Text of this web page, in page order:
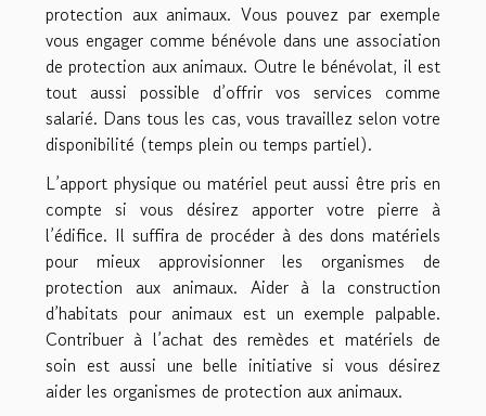
protection aux animaux. Vous pouvez par exemple
vous engager comme bénévole dans une association
de protection aux animaux. Outre le bénévolat, il est
tout aussi possible d’offrir vos services comme
salarié. Dans tous les cas, vous travaillez selon votre
disponibilité (temps plein ou temps partiel).
L’apport physique ou matériel peut aussi être pris en
compte si vous désirez apporter votre pierre à
l’édifice. Il suffira de procéder à des dons matériels
pour mieux approvisionner les organismes de
protection aux animaux. Aider à la construction
d’habitats pour animaux est un exemple palpable.
Contribuer à l’achat des remèdes et matériels de
soin est aussi une belle initiative si vous désirez
aider les organismes de protection aux animaux.